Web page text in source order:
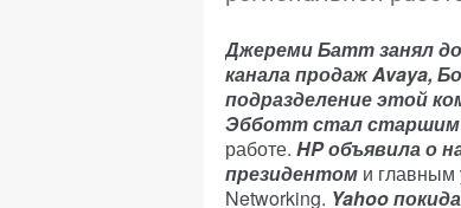
Джереми Батт занял
канала продаж Avaya,
подразделение этой
Эбботт стал старшим
работе. HP объявила о
президентом и главным
Networking. Yahoo